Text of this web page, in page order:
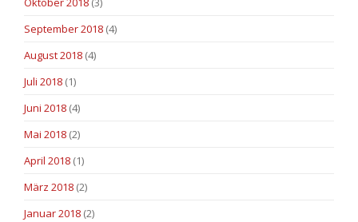
September 2018 (4)
August 2018 (4)
Juli 2018 (1)
Juni 2018 (4)
Mai 2018 (2)
April 2018 (1)
März 2018 (2)
Januar 2018 (2)